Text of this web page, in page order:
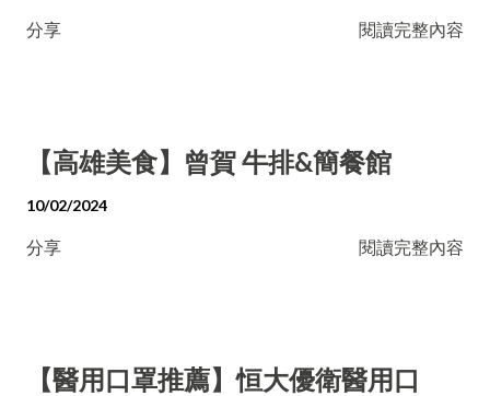
分享 閱讀完整內容
【高雄美食】曾賀 牛排&簡餐館
10/02/2024
分享 閱讀完整內容
【醫用口罩推薦】恒大優衛醫用口